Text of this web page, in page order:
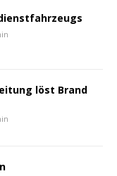
löst Brand